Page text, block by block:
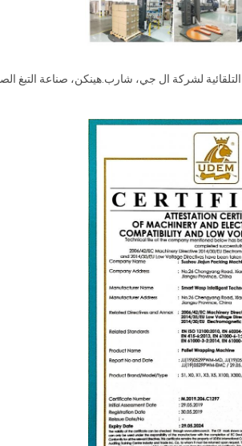
لشركة ال جي، شارب.هينكن، صناعة التبغ